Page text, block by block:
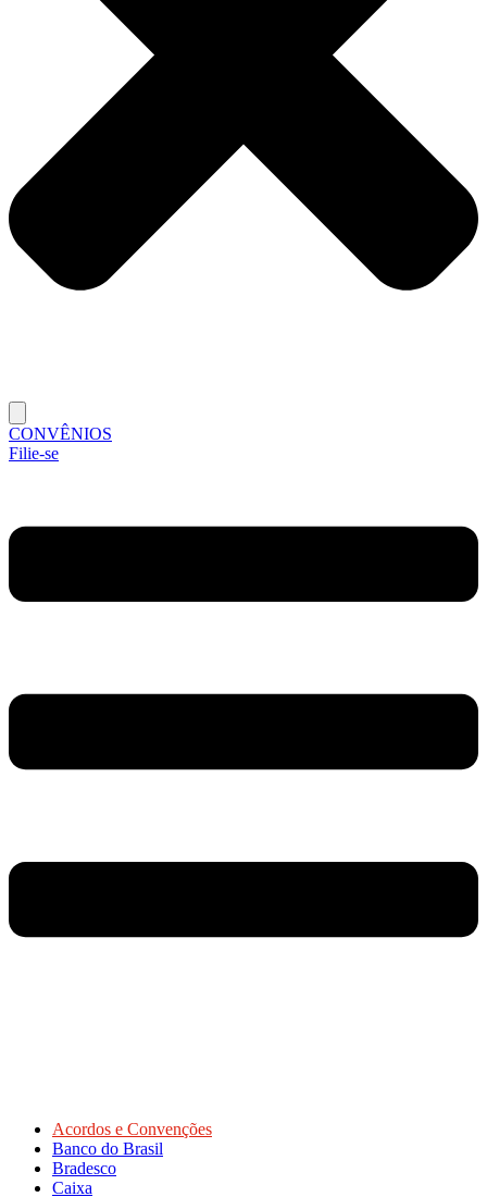
CONVÊNIOS
Filie-se
Acordos e Convenções
Banco do Brasil
Bradesco
Caixa